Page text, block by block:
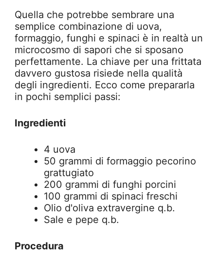
Quella che potrebbe sembrare una
semplice combinazione di uova,
formaggio, funghi e spinaci è in realtà un
microcosmo di sapori che si sposano
perfettamente. La chiave per una frittata
davvero gustosa risiede nella qualità
degli ingredienti. Ecco come prepararla
in pochi semplici passi:
Ingredienti
4 uova
50 grammi di formaggio pecorino
grattugiato
200 grammi di funghi porcini
100 grammi di spinaci freschi
Olio d'oliva extravergine q.b.
Sale e pepe q.b.
Procedura